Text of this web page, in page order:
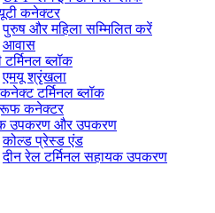
कनेक्टर
पुरुष और महिला सम्मिलित करें
आवास
टर्मिनल ब्लॉक
एमयू श्रृंखला
कनेक्ट टर्मिनल ब्लॉक
कनेक्टर
उपकरण और उपकरण
कोल्ड प्रेस्ड एंड
दीन रेल टर्मिनल सहायक उपकरण